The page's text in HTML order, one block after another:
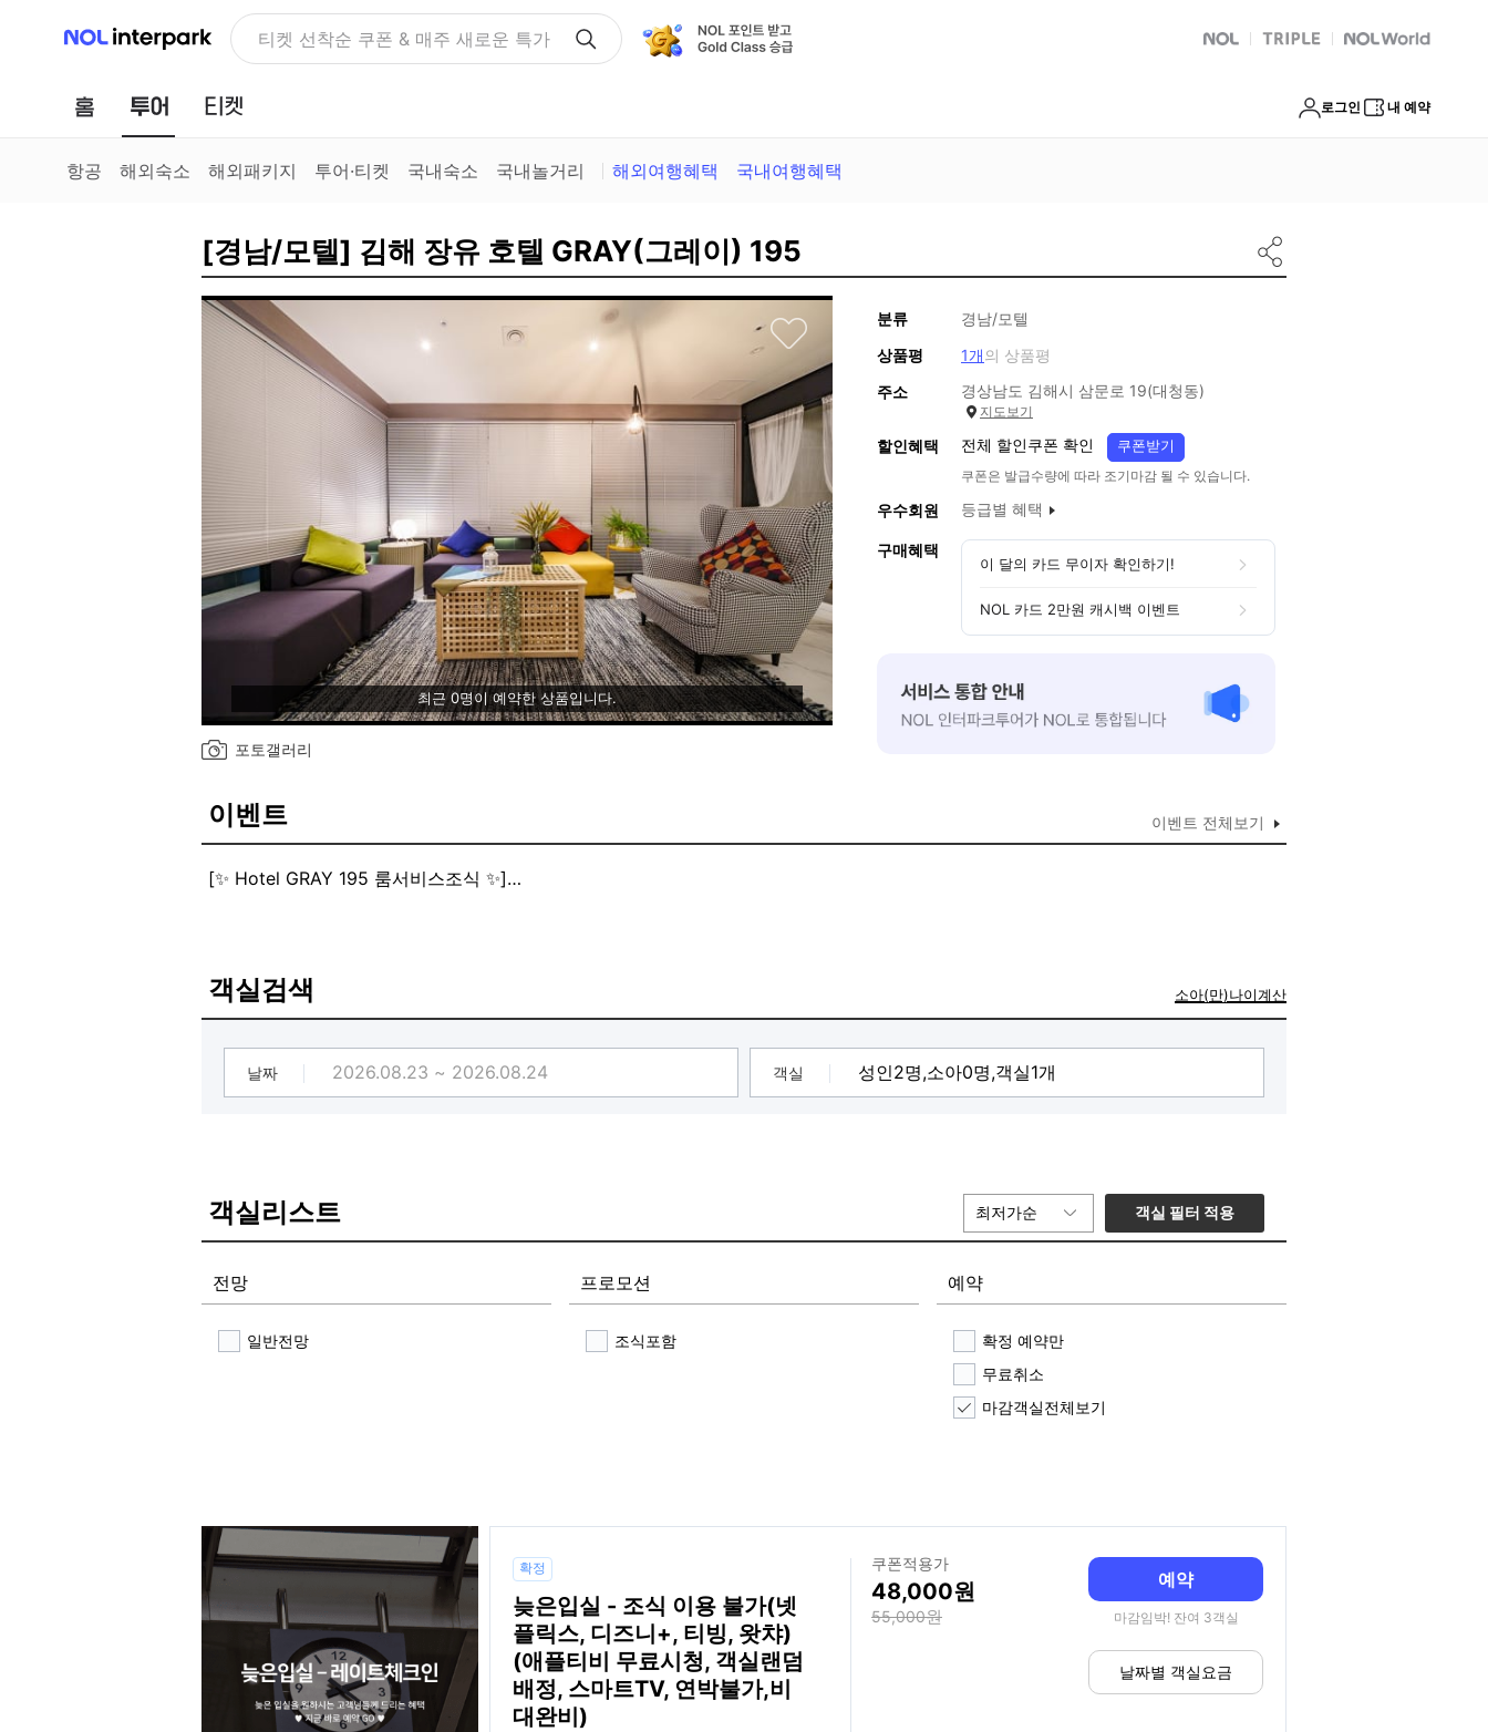
NOL 인터파크 티켓 선착순 쿠폰 & 매주 새로운 특가 NOL 트리플 Global Interpark
홈 투어 로그인 내 예약
항공 해외숙소 해외패키지 투어·티켓 국내숙소 국내놀거리 해외여행혜택 국내여행혜택
[경남/모텔] 김해 장유 호텔 GRAY(그레이) 195
최근 0명이 예약한 상품입니다.
포토갤러리
분류
경남/모텔
상품평
1개의 상품평
주소
경상남도 김해시 삼문로 19(대청동)
지도보기
할인혜택 전체 할인쿠폰 확인 쿠폰받기
쿠폰은 발급수량에 따라 조기마감 될 수 있습니다.
우수회원 등급별 혜택
구매혜택
이 달의 카드 무이자 확인하기!
NOL 카드 2만원 캐시백 이벤트
이벤트 이벤트 전체보기
[✨ Hotel GRAY 195 룸서비스조식 ✨]
※늦은입실 제외 무료 제공※
※조식제공 오전 7시 ~ 9시(월요일은 제외)
※대실 고객 제공 불가※
※입실날, 22시까지 프론트에서 조식 접수하셔야 제공 가능합니다
[✨Hotel GRAY 195 PC 사양 안내✨]
CPU: i5 10세대
원하시는 모든 게임 구동 가능합니다!
[크리스마스이브 쿠키증정 이벤트]
(소진 시 종료)
객실검색 소아(만)나이계산
날짜 객실
객실리스트 최저가순 객실 필터 적용
전망
일반전망
프로모션
조식포함
예약
확정 예약만
무료취소
마감객실전체보기
확정
늦은입실 - 조식 이용 불가(넷
플릭스, 디즈니+, 티빙, 왓챠)
(애플티비 무료시청, 객실랜덤
배정, 스마트TV, 연박불가,비
대완비)
쿠폰적용가
48,000
55,000
예약
마감임박! 잔여 3객실
날짜별 객실요금